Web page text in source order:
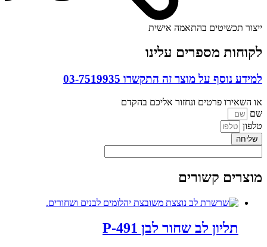
ייצור תכשיטים בהתאמה אישית
לקוחות מספרים עלינו
למידע נוסף על מוצר זה התקשרו 03-7519935
או השאירו פרטים ונחזור אליכם בהקדם
שם
טלפון
שליחה
מוצרים קשורים
תליון לב שחור לבן P-491